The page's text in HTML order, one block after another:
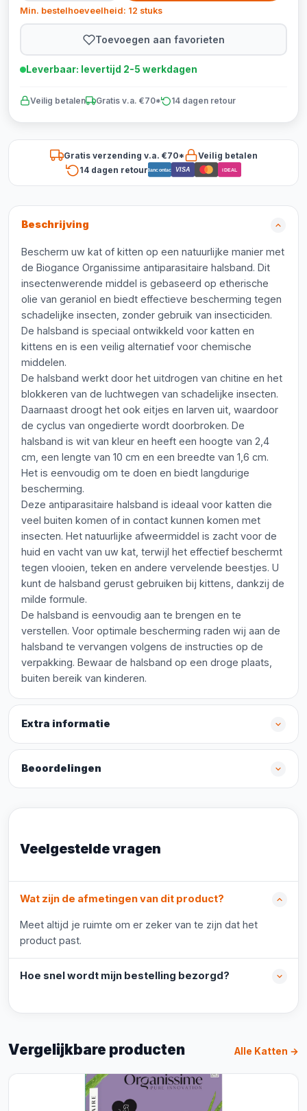
Min. bestelhoeveelheid: 12 stuks
Toevoegen aan favorieten
Leverbaar: levertijd 2-5 werkdagen
Veilig betalen Gratis v.a. €70* 14 dagen retour
Gratis verzending v.a. €70*
Veilig betalen
14 dagen retourBancontact VISA iDEAL
Beschrijving
Bescherm uw kat of kitten op een natuurlijke manier met
de Biogance Organissime antiparasitaire halsband. Dit
insectenwerende middel is gebaseerd op etherische
olie van geraniol en biedt effectieve bescherming tegen
schadelijke insecten, zonder gebruik van insecticiden.
De halsband is speciaal ontwikkeld voor katten en
kittens en is een veilig alternatief voor chemische
middelen.
De halsband werkt door het uitdrogen van chitine en het
blokkeren van de luchtwegen van schadelijke insecten.
Daarnaast droogt het ook eitjes en larven uit, waardoor
de cyclus van ongedierte wordt doorbroken. De
halsband is wit van kleur en heeft een hoogte van 2,4
cm, een lengte van 10 cm en een breedte van 1,6 cm.
Het is eenvoudig om te doen en biedt langdurige
bescherming.
Deze antiparasitaire halsband is ideaal voor katten die
veel buiten komen of in contact kunnen komen met
insecten. Het natuurlijke afweermiddel is zacht voor de
huid en vacht van uw kat, terwijl het effectief beschermt
tegen vlooien, teken en andere vervelende beestjes. U
kunt de halsband gerust gebruiken bij kittens, dankzij de
milde formule.
De halsband is eenvoudig aan te brengen en te
verstellen. Voor optimale bescherming raden wij aan de
halsband te vervangen volgens de instructies op de
verpakking. Bewaar de halsband op een droge plaats,
buiten bereik van kinderen.
Extra informatie
Beoordelingen
Veelgestelde vragen
Wat zijn de afmetingen van dit product?
Meet altijd je ruimte om er zeker van te zijn dat het
product past.
Hoe snel wordt mijn bestelling bezorgd?
Vergelijkbare producten Alle Katten →